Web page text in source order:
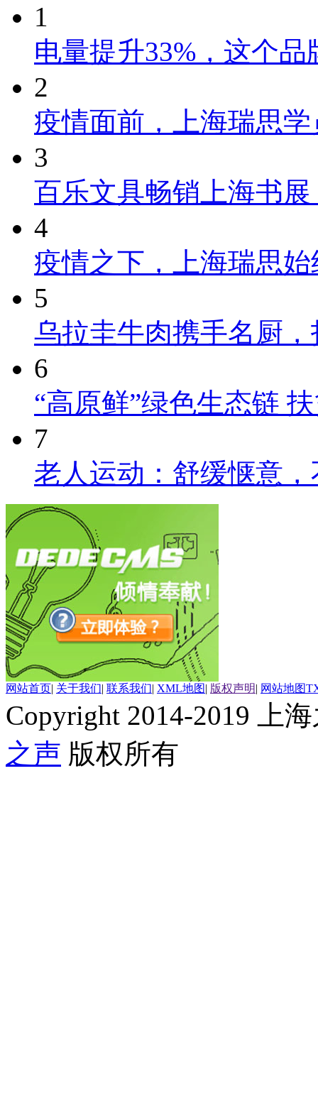
1
电量提升33%，这个
2
疫情面前，上海瑞思
3
百乐文具畅销上海书
4
疫情之下，上海瑞思
5
乌拉圭牛肉携手名厨
6
“高原鲜”绿色生态链
7
老人运动：舒缓惬意
网站首页| 关于我们| 联系我们| XML地图| 版权声明| 网站地图
Copyright 2014-2019 上
之声 版权所有